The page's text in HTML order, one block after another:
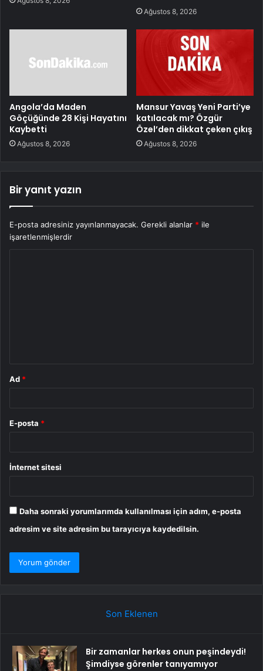
Ağustos 8, 2026
Angola’da Maden
Göçüğünde 28 Kişi Hayatını
Kaybetti
Ağustos 8, 2026
Mansur Yavaş Yeni Parti’ye
katılacak mı? Özgür
Özel’den dikkat çeken çıkış
Ağustos 8, 2026
Bir yanıt yazın
E-posta adresiniz yayınlanmayacak. Gerekli alanlar * ile
işaretlenmişlerdir
Ad *
E-posta *
İnternet sitesi
Daha sonraki yorumlarımda kullanılması için adım, e-posta
adresim ve site adresim bu tarayıcıya kaydedilsin.
Son Eklenen
Bir zamanlar herkes onun peşindeydi!
Şimdiyse görenler tanıyamıyor